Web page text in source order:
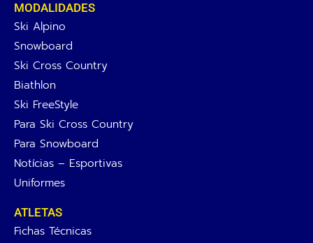
MODALIDADES
Ski Alpino
Snowboard
Ski Cross Country
Biathlon
Ski FreeStyle
Para Ski Cross Country
Para Snowboard
Notícias – Esportivas
Uniformes
ATLETAS
Fichas Técnicas